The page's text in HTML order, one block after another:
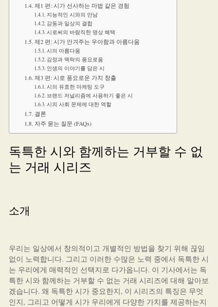
제1 편: 시가 선사하는 마법 같은 경험
지능적인 시와의 만남
감동과 일상의 결합
시로써의 바람직한 명상 혜택
제2 편: 시가 안겨주는 우아함과 아름다움
시의 아름다움
감정과 맥락의 풍요로움
인생의 이야기를 담은 시
제3 편: 시로 풍요로운 가치 창출
시의 유효한 마케팅 도구
브랜드 저널리즘에 사용하기 좋은 시
시의 사회 문제에 대한 역할
결론
자주 묻는 질문 (FAQs)
독특한 시와 함께하는 거부할 수 없
는 거래 시리즈
소개
우리는 일상에서 창의적이고 개별적인 방법을 찾기 위해 끊임
없이 노력합니다. 그리고 이러한 수많은 노력 중에서 독특한 시
는 우리에게 매력적인 선택지로 다가옵니다. 이 기사에서는 독
특한 시와 함께하는 거부할 수 없는 거래 시리즈에 대해 알아보
겠습니다. 왜 독특한 시가 중요한지, 이 시리즈의 특징은 무엇
인지, 그리고 어떻게 시가 우리에게 다양한 가치를 제공하는지